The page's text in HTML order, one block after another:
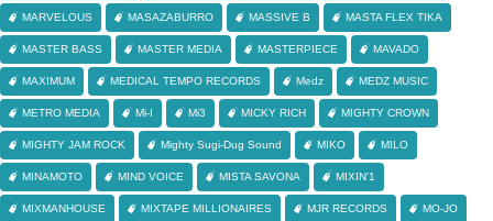
MARVELOUS MASAZABURRO MASSIVE B MASTA FLEX TIKA
MASTER BASS MASTER MEDIA MASTERPIECE MAVADO
MAXIMUM MEDICAL TEMPO RECORDS Medz MEDZ MUSIC
METRO MEDIA Mi-I Mi3 MICKY RICH MIGHTY CROWN
MIGHTY JAM ROCK Mighty Sugi-Dug Sound MIKO MILO
MINAMOTO MIND VOICE MISTA SAVONA MIXIN'1
MIXMANHOUSE MIXTAPE MILLIONAIRES MJR RECORDS MO-JO